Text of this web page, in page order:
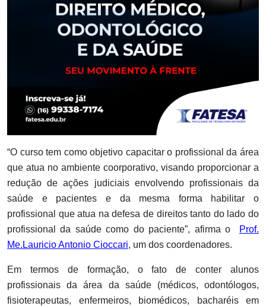
“O curso tem como objetivo capacitar o profissional da área
que atua no ambiente coorporativo, visando proporcionar a
redução de ações judiciais envolvendo profissionais da
saúde e pacientes e da mesma forma habilitar o
profissional que atua na defesa de direitos tanto do lado do
profissional da saúde como do paciente”, afirma o
Prof.
Me.Lauricio Antonio Cioccari, um dos coordenadores.
Em termos de formação, o fato de conter alunos
profissionais da área da saúde (médicos, odontólogos,
fisioterapeutas, enfermeiros, biomédicos, bacharéis em